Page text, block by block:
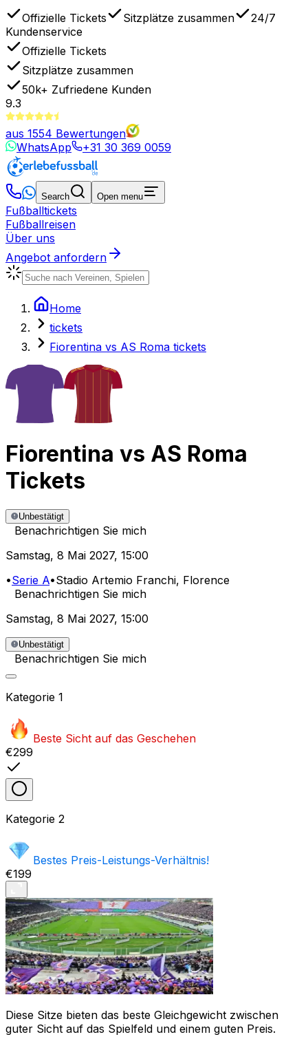
Offizielle Tickets Sitzplätze zusammen
24/7
Kundenservice
Offizielle Tickets
Sitzplätze zusammen
50k+ Zufriedene Kunden
9.3
aus 1554 Bewertungen
WhatsApp
+31 30 369 0059
Search Open menu
Fußballtickets
Fußballreisen
Über uns
Angebot anfordern
Home
tickets
Fiorentina vs AS Roma tickets
Fiorentina vs AS Roma
Tickets
Unbestätigt
Benachrichtigen Sie mich
Samstag, 8 Mai 2027, 15:00
•Serie A•Stadio Artemio Franchi, Florence
Benachrichtigen Sie mich
Samstag, 8 Mai 2027, 15:00
Unbestätigt
Benachrichtigen Sie mich
Kategorie 1
Beste Sicht auf das Geschehen
€299
Kategorie 2
Bestes Preis-Leistungs-Verhältnis!
€199
Diese Sitze bieten das beste Gleichgewicht zwischen
guter Sicht auf das Spielfeld und einem guten Preis.